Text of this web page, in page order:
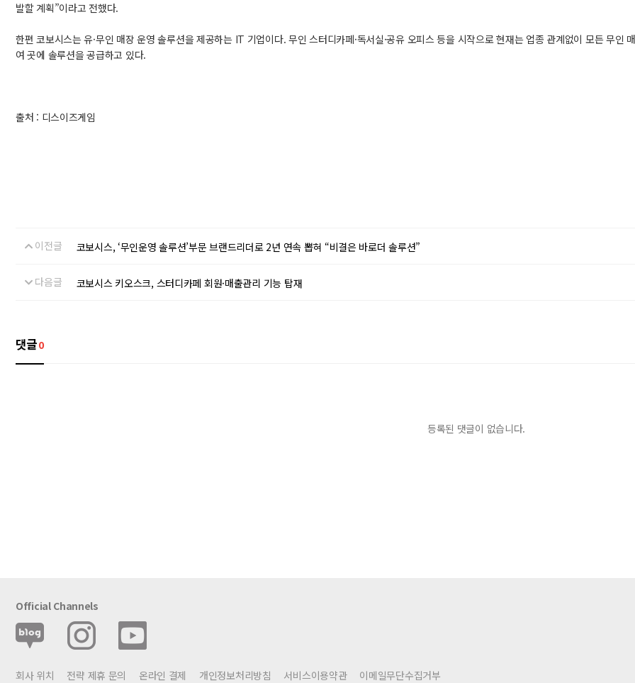
발할 계획”이라고 전했다.
한편 코보시스는 유·무인 매장 운영 솔루션을 제공하는 IT 기업이다. 무인 스터디카페·독서실·공유 오피스 등을 시작으로 현재는 업종 관계없이 모든 무
여 곳에 솔루션을 공급하고 있다.
출처 : 디스이즈게임
이전글 코보시스, ‘무인운영 솔루션’부문 브랜드리더로 2년 연속 뽑혀 “비결은 바로더 솔루션”
다음글 코보시스 키오스크, 스터디카페 회원·매출관리 기능 탑재
댓글0
등록된 댓글이 없습니다.
Official Channels
회사 위치 전략 제휴 문의 온라인 결제 개인정보처리방침 서비스이용약관 이메일무단수집거부